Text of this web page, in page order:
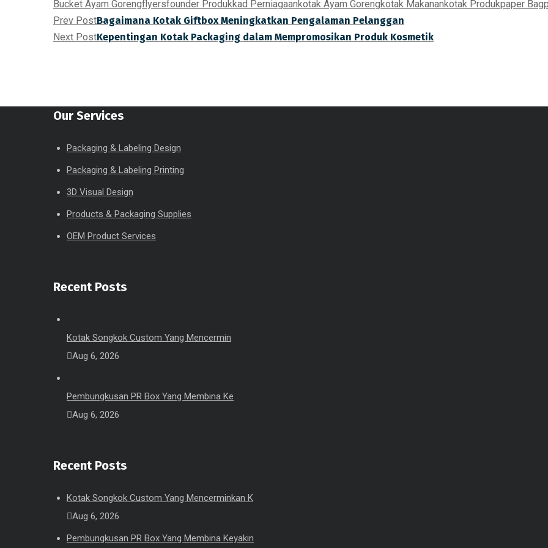
Bucket Ayam Gorengflyersfounder Produkkad Perniagaankotak Ayam Gorengkotak Makanankotak Produkpaper Bag
Prev PostBagaimana Kotak Giftbox Meningkatkan Pengalaman Pelanggan
Next PostKepentingan Kotak Packaging dalam Mempromosikan Produk Kosmetik
Our Services
Packaging & Labeling Design
Packaging & Labeling Printing
3D Visual Design
Products & Packaging Supplies
OEM Product Services
Recent Posts
Kotak Songkok Custom Yang Mencermin
Aug 6, 2026
Pembungkusan PR Box Yang Membina Ke
Aug 6, 2026
Recent Posts
Kotak Songkok Custom Yang Mencerminkan K
Aug 6, 2026
Pembungkusan PR Box Yang Membina Keyakin